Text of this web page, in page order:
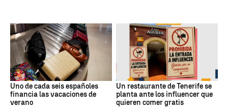
Uno de cada seis españoles
financia las vacaciones de
verano
Un restaurante de Tenerife se
planta ante los influencer que
quieren comer gratis